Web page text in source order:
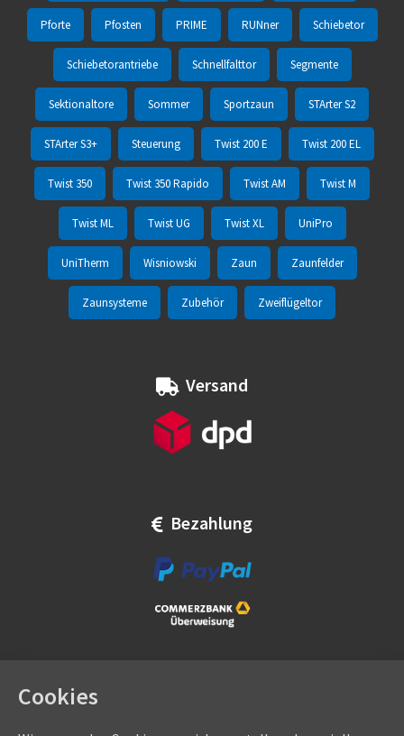
Pforte Pfosten PRIME RUNner Schiebetor
Schiebetorantriebe Schnellfalttor Segmente
Sektionaltore Sommer Sportzaun STArter S2
STArter S3+ Steuerung Twist 200 E Twist 200 EL
Twist 350 Twist 350 Rapido Twist AM Twist M
Twist ML Twist UG Twist XL UniPro
UniTherm Wisniowski Zaun Zaunfelder
Zaunsysteme Zubehör Zweiflügeltor
Versand
Bezahlung
Cookies